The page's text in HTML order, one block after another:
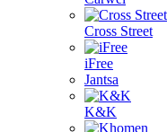
Cross Street
iFree
Jantsa
K&K